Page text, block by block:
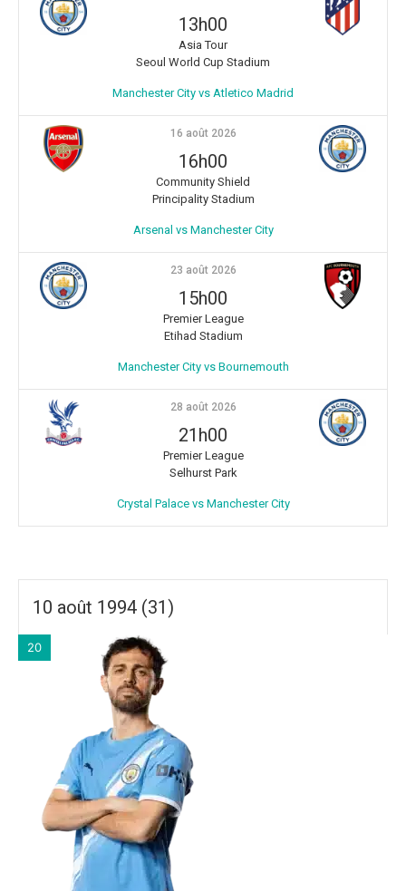
13h00
Asia Tour
Seoul World Cup Stadium
Manchester City vs Atletico Madrid
16 août 2026
16h00
Community Shield
Principality Stadium
Arsenal vs Manchester City
23 août 2026
15h00
Premier League
Etihad Stadium
Manchester City vs Bournemouth
28 août 2026
21h00
Premier League
Selhurst Park
Crystal Palace vs Manchester City
10 août 1994 (31)
20